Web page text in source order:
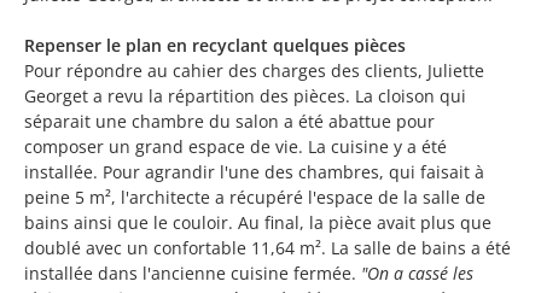
Repenser le plan en recyclant quelques pièces
Pour répondre au cahier des charges des clients, Juliette
Georget a revu la répartition des pièces. La cloison qui
séparait une chambre du salon a été abattue pour
composer un grand espace de vie. La cuisine y a été
installée. Pour agrandir l'une des chambres, qui faisait à
peine 5 m², l'architecte a récupéré l'espace de la salle de
bains ainsi que le couloir. Au final, la pièce avait plus que
doublé avec un confortable 11,64 m². La salle de bains a été
installée dans l'ancienne cuisine fermée. "On a cassé les